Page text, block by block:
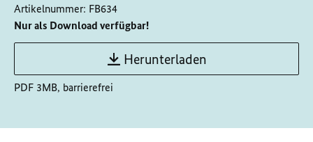
Artikelnummer: FB634
Nur als Download verfügbar!
Herunterladen
PDF 3MB, barrierefrei